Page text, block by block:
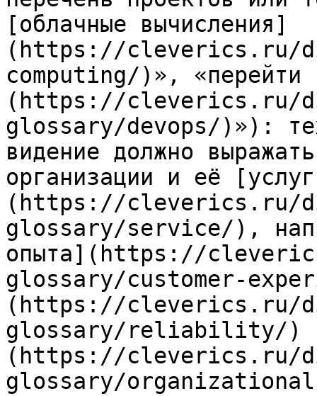
[облачные вычисления]
(https://cleverics.ru/
computing/)», «перейти
(https://cleverics.ru/
glossary/devops/)»):
видение должно
организации и её
(https://cleverics.ru/
glossary/service/),
опыта](https://
glossary/customer-
(https://cleverics.ru/
glossary/reliability/)
(https://cleverics.ru/
glossary/